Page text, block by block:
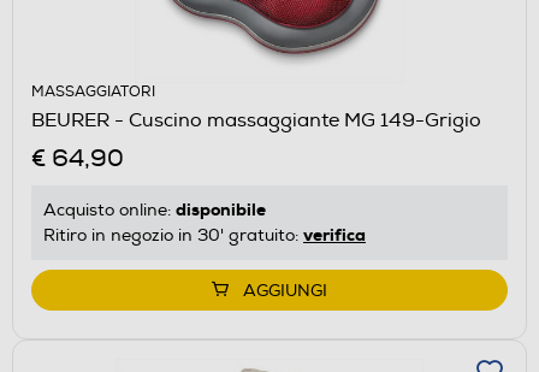
MASSAGGIATORI
BEURER - Cuscino massaggiante MG 149-Grigio
€ 64,90
Acquisto online: disponibile
Ritiro in negozio in 30' gratuito: verifica
AGGIUNGI